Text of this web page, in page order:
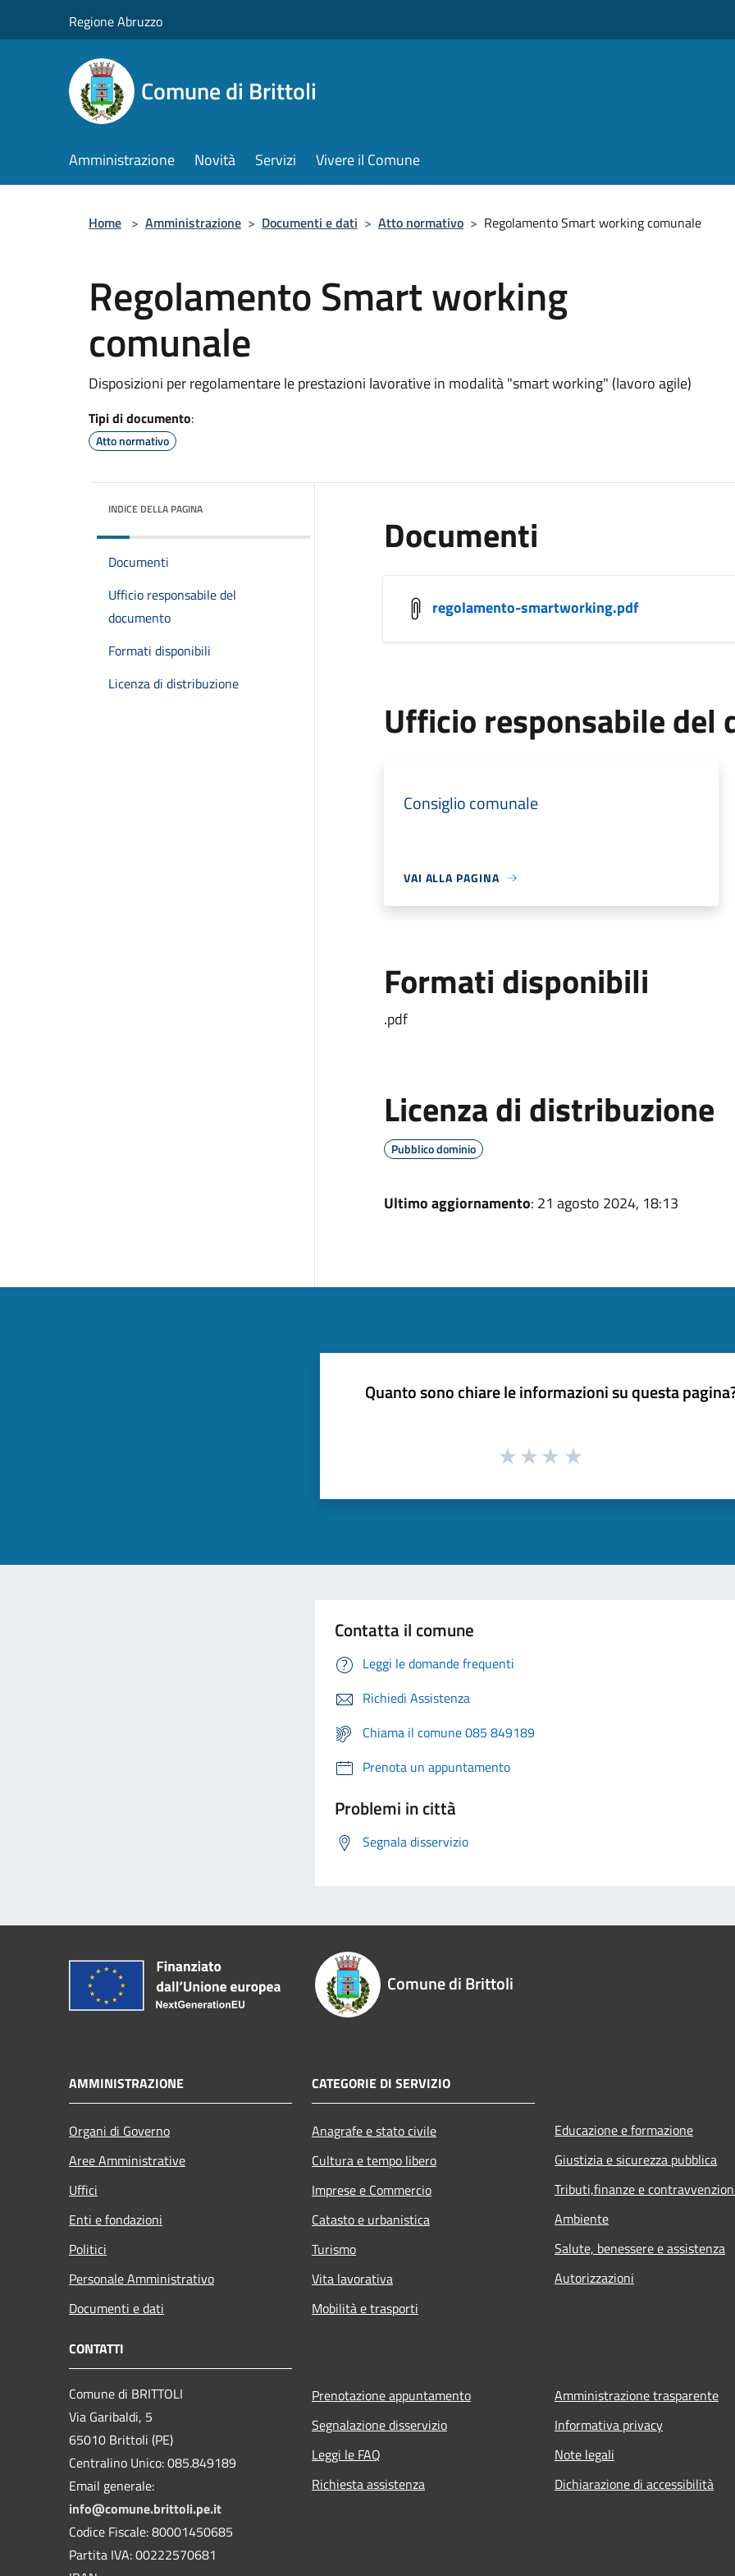
Regione Abruzzo
Comune di Brittoli
Amministrazione Novità Servizi Vivere il Comune
Home > Amministrazione > Documenti e dati > Atto normativo > Regolamento Smart working comunale
Regolamento Smart working
comunale
Disposizioni per regolamentare le prestazioni lavorative in modalità "smart working" (lavoro agile)
Tipi di documento:
Atto normativo
INDICE DELLA PAGINA
Documenti
Ufficio responsabile del
documento
Formati disponibili
Licenza di distribuzione
Documenti
regolamento-smartworking.pdf
Ufficio responsabile del
Consiglio comunale
VAI ALLA PAGINA
Formati disponibili
.pdf
Licenza di distribuzione
Pubblico dominio
Ultimo aggiornamento: 21 agosto 2024, 18:13
Quanto sono chiare le informazioni su questa
Contatta il comune
Leggi le domande frequenti
Richiedi Assistenza
Chiama il comune 085 849189
Prenota un appuntamento
Problemi in città
Segnala disservizio
Comune di Brittoli
AMMINISTRAZIONE
Organi di Governo
Aree Amministrative
Uffici
Enti e fondazioni
Politici
Personale Amministrativo
Documenti e dati
CATEGORIE DI SERVIZIO
Anagrafe e stato civile
Cultura e tempo libero
Imprese e Commercio
Catasto e urbanistica
Turismo
Vita lavorativa
Mobilità e trasporti
Educazione e formazione
Giustizia e sicurezza pubblica
Tributi,finanze e
Ambiente
Salute, benessere e assistenza
Autorizzazioni
CONTATTI
Comune di BRITTOLI
Via Garibaldi, 5
65010 Brittoli (PE)
Centralino Unico: 085.849189
Email generale:
info@comune.brittoli.pe.it
Codice Fiscale: 80001450685
Partita IVA: 00222570681
Prenotazione appuntamento
Segnalazione disservizio
Leggi le FAQ
Richiesta assistenza
Amministrazione trasparente
Informativa privacy
Note legali
Dichiarazione di accessibilità